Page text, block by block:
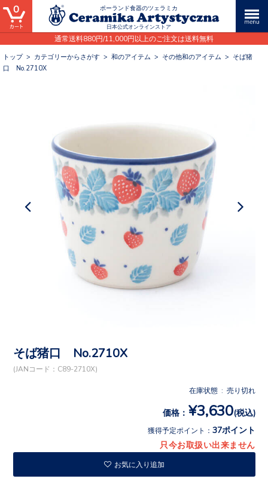
ポーランド食器のツェラミカ
日本公式オンラインストア
通常送料880円/11,000円以上のご注文は送料無料
0
トップ> カテゴリーからさがす > 和のアイテム > その他和のアイテム > そば猪
口 No.2710X
そば猪口 No.2710X
(JANコード：C89-2710X)
在庫状態 : 売り切れ
価格： ¥3,630(税込)
獲得予定ポイント： 37ポイント
只今お取扱い出来ません
お気に入り追加